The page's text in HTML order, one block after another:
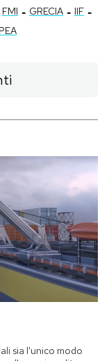
FMI - GRECIA - IIF -
sia l'unico modo